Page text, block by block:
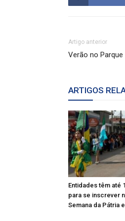
Artigo anterior
Verão no
ARTIGOS
Entidades têm até
para se inscrever
Semana da Pátria